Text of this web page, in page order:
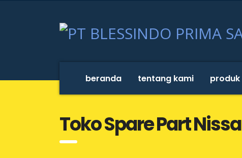
beranda tentang kami produk
Toko Spare Part